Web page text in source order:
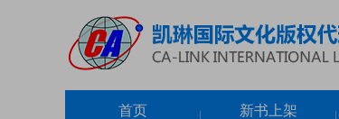
首页 新书上架